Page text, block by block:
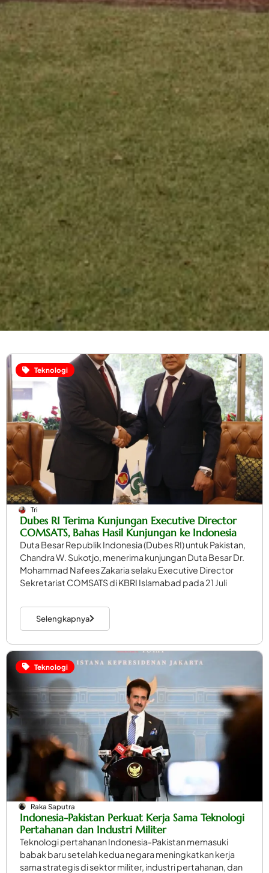
Teknologi
Tri
Dubes RI Terima Kunjungan Executive Director
COMSATS, Bahas Hasil Kunjungan ke Indonesia
Duta Besar Republik Indonesia (Dubes RI) untuk Pakistan,
Chandra W. Sukotjo, menerima kunjungan Duta Besar Dr.
Mohammad Nafees Zakaria selaku Executive Director
Sekretariat COMSATS di KBRI Islamabad pada 21 Juli
Selengkapnya
Teknologi
Raka Saputra
Indonesia-Pakistan Perkuat Kerja Sama Teknologi
Pertahanan dan Industri Militer
Teknologi pertahanan Indonesia-Pakistan memasuki
babak baru setelah kedua negara meningkatkan kerja
sama strategis di sektor militer, industri pertahanan, dan